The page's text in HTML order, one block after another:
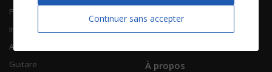
Piano Solo
Instruments solistes
Accordéon
Guitare
À propos
Continuer sans accepter